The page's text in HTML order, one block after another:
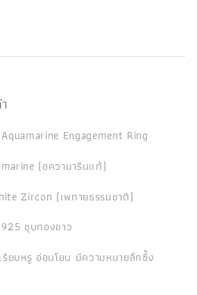
Engagement Ring
(อความารีนแท้)
Zircon (เพทายธรรมชาติ)
ชุบทองขาว
รียบหรู อ่อนโยน มีความหมายลึกซึ้ง